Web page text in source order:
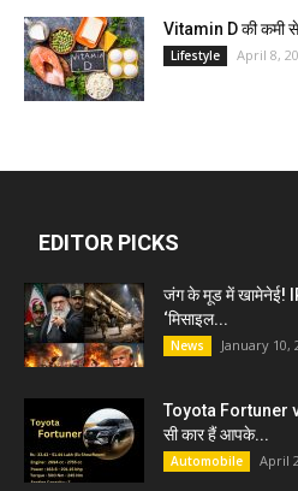
Vitamin D की कमी से
Lifestyle April 8,
EDITOR PICKS
जंग के मूड में खामेनेई!
‘मिसाइल...
News January 10,
Toyota Fortuner
सी कार हैं आपके...
Automobile April